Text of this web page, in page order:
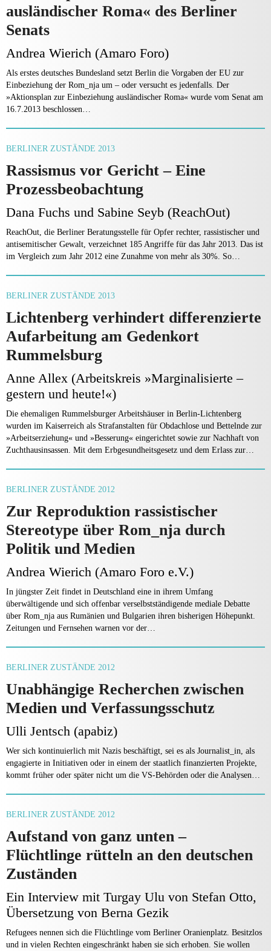
ausländischer Roma« des Berliner
Senats
Andrea Wierich (Amaro Foro)
Als erstes deutsches Bundesland setzt Berlin die Vorgaben der EU zur
Einbeziehung der Rom_nja um – oder versucht es jedenfalls. Der
»Aktionsplan zur Einbeziehung ausländischer Roma« wurde vom Senat am
16.7.2013 beschlossen…
BERLINER ZUSTÄNDE 2013
Rassismus vor Gericht – Eine
Prozessbeobachtung
Dana Fuchs und Sabine Seyb (ReachOut)
ReachOut, die Berliner Beratungsstelle für Opfer rechter, rassistischer und
antisemitischer Gewalt, verzeichnet 185 Angriffe für das Jahr 2013. Das ist
im Vergleich zum Jahr 2012 eine Zunahme von mehr als 30%. So…
BERLINER ZUSTÄNDE 2013
Lichtenberg verhindert differenzierte
Aufarbeitung am Gedenkort
Rummelsburg
Anne Allex (Arbeitskreis »Marginalisierte –
gestern und heute!«)
Die ehemaligen Rummelsburger Arbeitshäuser in Berlin-Lichtenberg
wurden im Kaiserreich als Strafanstalten für Obdachlose und Bettelnde zur
»Arbeitserziehung« und »Besserung« eingerichtet sowie zur Nachhaft von
Zuchthausinsassen. Mit dem Erbgesundheitsgesetz und dem Erlass zur…
BERLINER ZUSTÄNDE 2012
Zur Reproduktion rassistischer
Stereotype über Rom_nja durch
Politik und Medien
Andrea Wierich (Amaro Foro e.V.)
In jüngster Zeit findet in Deutschland eine in ihrem Umfang
überwältigende und sich offenbar verselbstständigende mediale Debatte
über Rom_nja aus Rumänien und Bulgarien ihren bisherigen Höhepunkt.
Zeitungen und Fernsehen warnen vor der…
BERLINER ZUSTÄNDE 2012
Unabhängige Recherchen zwischen
Medien und Verfassungsschutz
Ulli Jentsch (apabiz)
Wer sich kontinuierlich mit Nazis beschäftigt, sei es als Journalist_in, als
engagierte in Initiativen oder in einem der staatlich finanzierten Projekte,
kommt früher oder später nicht um die VS-Behörden oder die Analysen…
BERLINER ZUSTÄNDE 2012
Aufstand von ganz unten –
Flüchtlinge rütteln an den deutschen
Zuständen
Ein Interview mit Turgay Ulu von Stefan Otto,
Übersetzung von Berna Gezik
Refugees nennen sich die Flüchtlinge vom Berliner Oranienplatz. Besitzlos
und in vielen Rechten eingeschränkt haben sie sich erhoben. Sie wollen